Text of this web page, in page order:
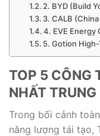
2. BYD (Build
3. CALB
4. EVE Energy
5. Gotion
TOP 5 CÔNG
NHẤT
Trong bối cảnh
năng lượng tái tạo,